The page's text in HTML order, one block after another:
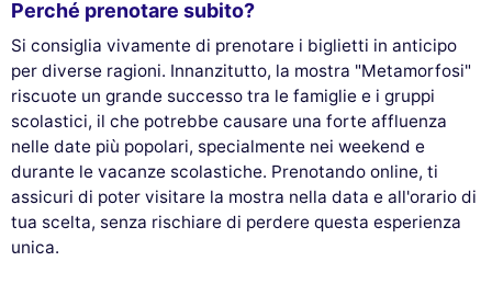
Perché prenotare subito?
Si consiglia vivamente di prenotare i biglietti in anticipo
per diverse ragioni. Innanzitutto, la mostra "Metamorfosi"
riscuote un grande successo tra le famiglie e i gruppi
scolastici, il che potrebbe causare una forte affluenza
nelle date più popolari, specialmente nei weekend e
durante le vacanze scolastiche. Prenotando online, ti
assicuri di poter visitare la mostra nella data e all'orario di
tua scelta, senza rischiare di perdere questa esperienza
unica.